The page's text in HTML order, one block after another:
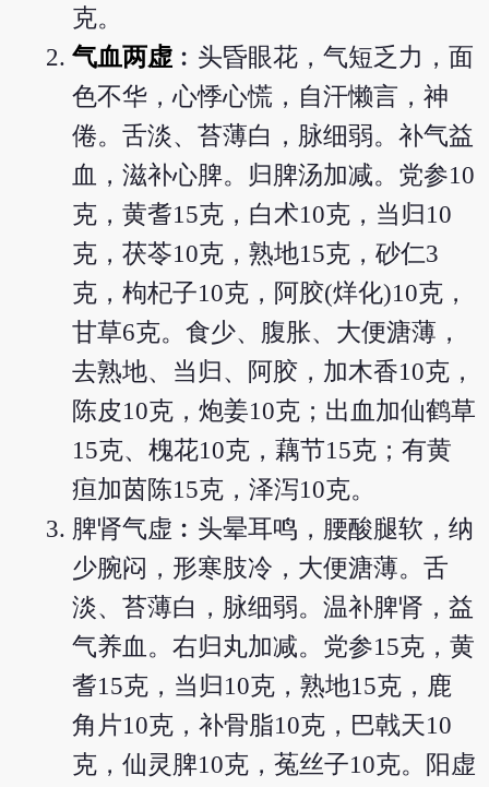
克。
气血两虚 ︰头昏眼花，气短乏力，面
色不华，心悸心慌，自汗懒言，神
倦。舌淡、苔薄白，脉细弱。补气益
血，滋补心脾。归脾汤加减。党参10
克，黄耆15克，白术10克，当归10
克，茯苓10克，熟地15克，砂仁3
克，枸杞子10克，阿胶(烊化)10克，
甘草6克。食少、腹胀、大便溏薄，
去熟地、当归、阿胶，加木香10克，
陈皮10克，炮姜10克；出血加仙鹤草
15克、槐花10克，藕节15克；有黄
疸加茵陈15克，泽泻10克。
脾肾气虚︰头晕耳鸣，腰酸腿软，纳
少腕闷，形寒肢冷，大便溏薄。舌
淡、苔薄白，脉细弱。温补脾肾，益
气养血。右归丸加减。党参15克，黄
耆15克，当归10克，熟地15克，鹿
角片10克，补骨脂10克，巴戟天10
克，仙灵脾10克，菟丝子10克。阳虚